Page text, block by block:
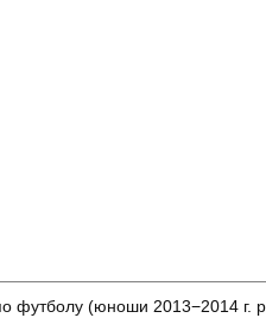
футболу (юноши 2013−2014 г.